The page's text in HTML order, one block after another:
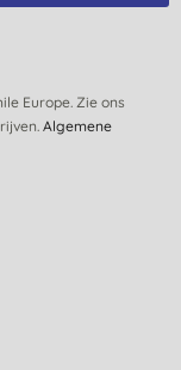
Europe. Zie ons
Algemene